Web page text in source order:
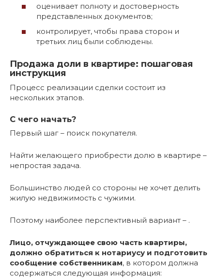
оценивает полноту и достоверность
представленных документов;
контролирует, чтобы права сторон и
третьих лиц были соблюдены.
Продажа доли в квартире: пошаговая
инструкция
Процесс реализации сделки состоит из
нескольких этапов.
С чего начать?
Первый шаг – поиск покупателя.
Найти желающего приобрести долю в квартире –
непростая задача.
Большинство людей со стороны не хочет делить
жилую недвижимость с чужими.
Поэтому наиболее перспективный вариант – .
Лицо, отчуждающее свою часть квартиры,
должно обратиться к нотариусу и подготовить
сообщение собственникам, в котором должна
содержаться следующая информация: